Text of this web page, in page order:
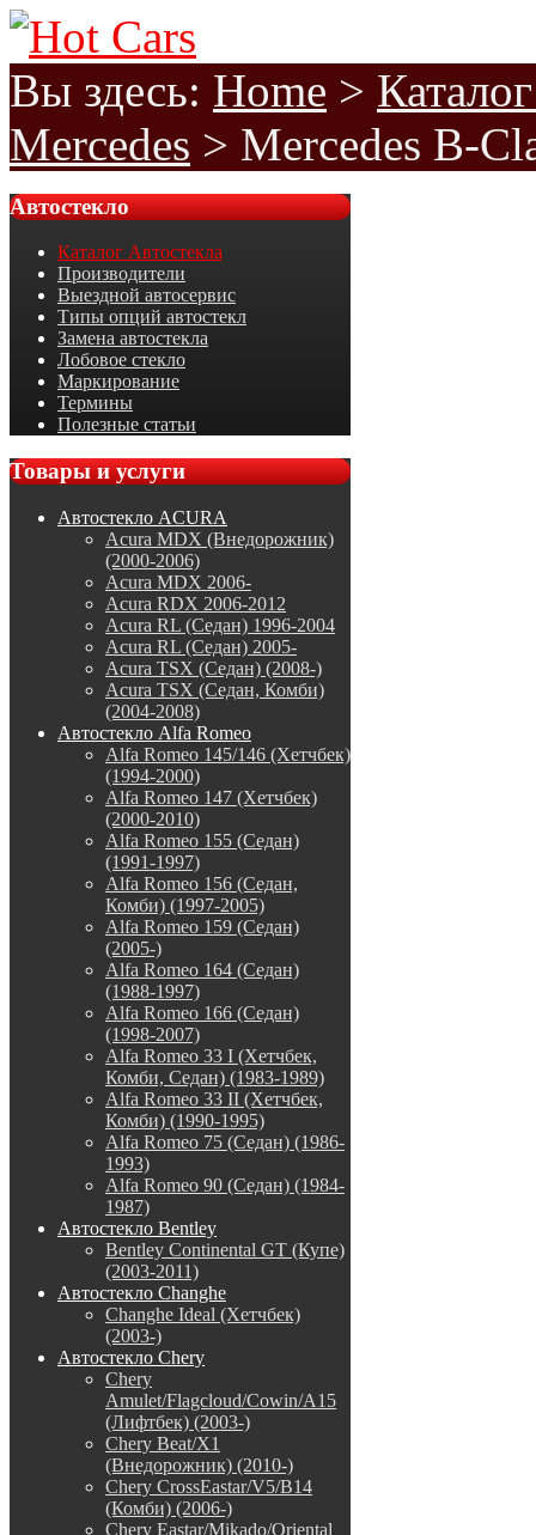
Вы здесь: Home >
Mercedes > Mercedes B-
Автостекло
Каталог Автостекла
Производители
Выездной автосервис
Типы опций автостекл
Замена автостекла
Лобовое стекло
Маркирование
Термины
Полезные статьи
Товарыи услуги
Автостекло ACURA
Acura MDX (Внедорожник)
(2000-2006)
Acura MDX 2006-
Acura RDX 2006-2012
Acura RL (Седан) 1996-2004
Acura RL (Седан) 2005-
Acura TSX (Седан) (2008-)
Acura TSX (Седан, Комби)
(2004-2008)
Автостекло Alfa Romeo
Alfa Romeo 145/146 (Хетчбек)
(1994-2000)
Alfa Romeo 147 (Хетчбек)
(2000-2010)
Alfa Romeo 155 (Седан)
(1991-1997)
Alfa Romeo 156 (Седан,
Комби) (1997-2005)
Alfa Romeo 159 (Седан)
(2005-)
Alfa Romeo 164 (Седан)
(1988-1997)
Alfa Romeo 166 (Седан)
(1998-2007)
Alfa Romeo 33 I (Хетчбек,
Комби, Седан) (1983-1989)
Alfa Romeo 33 II (Хетчбек,
Комби) (1990-1995)
Alfa Romeo 75 (Седан) (1986-
1993)
Alfa Romeo 90 (Седан) (1984-
1987)
Автостекло Bentley
Bentley Continental GT (Купе)
(2003-2011)
Автостекло Changhe
Changhe Ideal (Хетчбек)
(2003-)
Автостекло Chery
Chery
Amulet/Flagcloud/Cowin/A15
(Лифтбек) (2003-)
Chery Beat/X1
(Внедорожник) (2010-)
Chery CrossEastar/V5/B14
(Комби) (2006-)
Chery Eastar/Mikado/Oriental